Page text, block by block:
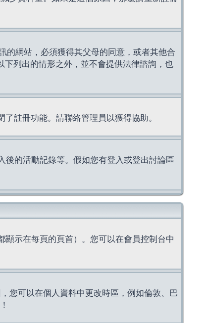
的網站，必須獲得其父母的同意，或者其他合
列出的情形之外，並不會提供法律諮詢，也
註冊功能。請聯絡管理員以獲得協助。
後的活動記錄等。假如您有登入或登出討論區
顯示在每頁的頁首）。您可以在會員控制台中
您可以在個人資料中更改時區，例如倫敦、巴